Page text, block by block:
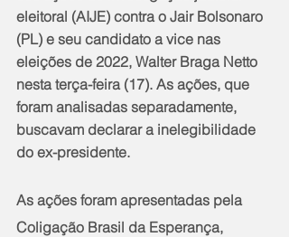
eleitoral (AIJE) contra o Jair Bolsonaro
(PL) e seu candidato a vice nas
eleições de 2022, Walter Braga Netto
nesta terça-feira (17). As ações, que
foram analisadas separadamente,
buscavam declarar a inelegibilidade
do ex-presidente.
As ações foram apresentadas pela
Coligação Brasil da Esperança,